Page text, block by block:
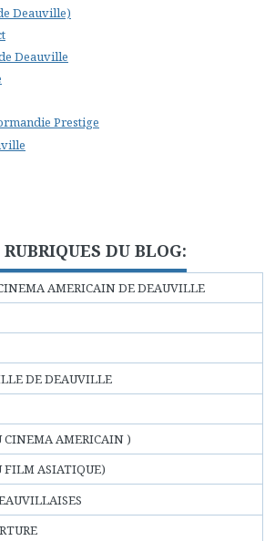
Deauville)
Deauville
Prestige
DU BLOG:
AMERICAIN DE DEAUVILLE
DE DEAUVILLE
CINEMA AMERICAIN )
FILM ASIATIQUE)